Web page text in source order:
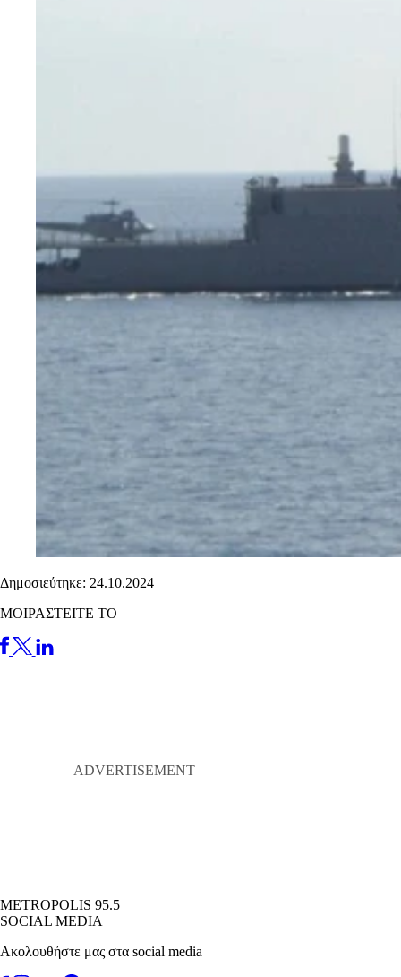
Δημοσιεύτηκε: 24.10.2024
ΜΟΙΡΑΣΤΕΙΤΕ ΤΟ
METROPOLIS 95.5
SOCIAL MEDIA
Ακολουθήστε μας στα social media